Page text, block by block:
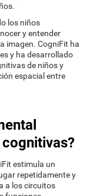
los niños
y entender
imagen. CogniFit ha
y ha desarrollado
de niños y
espacial entre
estimula un
repetidamente y
a los circuitos